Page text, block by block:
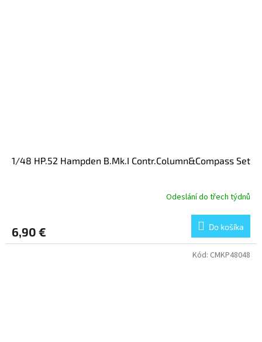
1/48 HP.52 Hampden B.Mk.I Contr.Column&Compass Set
Odeslání do třech týdnů
6,90 € Do košíka
Kód: CMKP48048